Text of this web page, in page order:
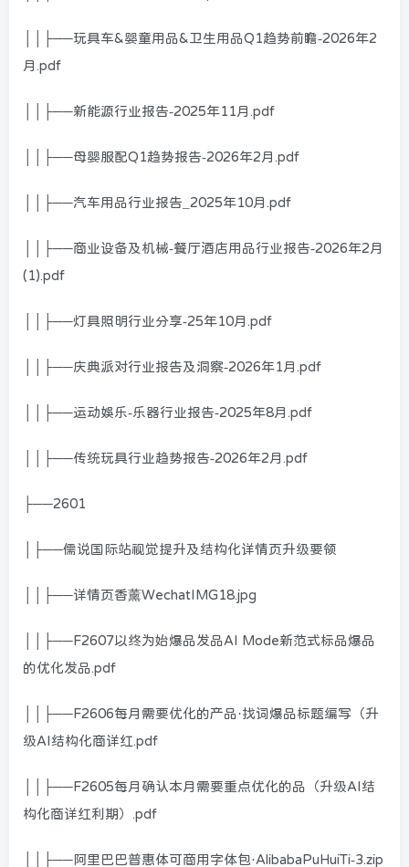
││├──玩具车&婴童用品&卫生用品Q1趋势前瞻-2026年2
月.pdf
││├──新能源行业报告-2025年11月.pdf
││├──母婴服配Q1趋势报告-2026年2月.pdf
││├──汽车用品行业报告_2025年10月.pdf
││├──商业设备及机械-餐厅酒店用品行业报告-2026年2月
(1).pdf
││├──灯具照明行业分享-25年10月.pdf
││├──庆典派对行业报告及洞察-2026年1月.pdf
││├──运动娱乐-乐器行业报告-2025年8月.pdf
││├──传统玩具行业趋势报告-2026年2月.pdf
├──2601
│├──儒说国际站视觉提升及结构化详情页升级要领
││├──详情页香薰WechatIMG18.jpg
││├──F2607以终为始爆品发品AI Mode新范式标品爆品
的优化发品.pdf
││├──F2606每月需要优化的产品·找词爆品标题编写（升
级AI结构化商详红.pdf
││├──F2605每月确认本月需要重点优化的品（升级AI结
构化商详红利期）.pdf
││├──阿里巴巴普惠体可商用字体包·AlibabaPuHuiTi-3.zip